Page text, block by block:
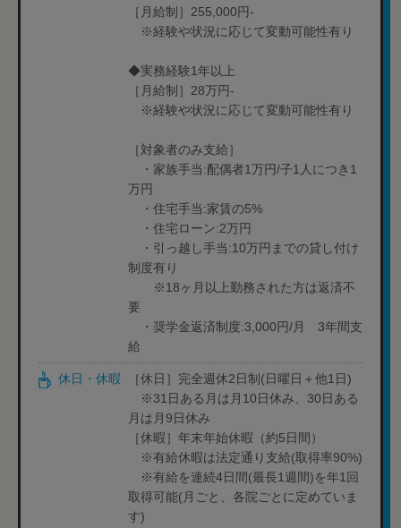
［月給制］255,000円-
※経験や状況に応じて変動可能性有り
◆実務経験1年以上
［月給制］28万円-
※経験や状況に応じて変動可能性有り
［対象者のみ支給］
・家族手当:配偶者1万円/子1人につき1
万円
・住宅手当:家賃の5%
・住宅ローン:2万円
・引っ越し手当:10万円までの貸し付け
制度有り
※18ヶ月以上勤務された方は返済不
要
・奨学金返済制度:3,000円/月 3年間支
給
休日・休暇
［休日］完全週休2日制(日曜日＋他1日)
※31日ある月は月10日休み、30日ある
月は月9日休み
［休暇］年末年始休暇（約5日間）
※有給休暇は法定通り支給(取得率90%)
※有給を連続4日間(最長1週間)を年1回
取得可能(月ごと、各院ごとに定めていま
す)